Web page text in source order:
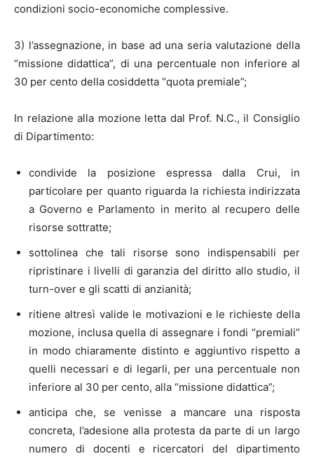
condizioni socio-economiche complessive.
3) l’assegnazione, in base ad una seria valutazione della
“missione didattica”, di una percentuale non inferiore al
30 per cento della cosiddetta “quota premiale”;
In relazione alla mozione letta dal Prof. N.C., il Consiglio
di Dipartimento:
condivide la posizione espressa dalla Crui, in
particolare per quanto riguarda la richiesta indirizzata
a Governo e Parlamento in merito al recupero delle
risorse sottratte;
sottolinea che tali risorse sono indispensabili per
ripristinare i livelli di garanzia del diritto allo studio, il
turn-over e gli scatti di anzianità;
ritiene altresì valide le motivazioni e le richieste della
mozione, inclusa quella di assegnare i fondi “premiali”
in modo chiaramente distinto e aggiuntivo rispetto a
quelli necessari e di legarli, per una percentuale non
inferiore al 30 per cento, alla “missione didattica”;
anticipa che, se venisse a mancare una risposta
concreta, l’adesione alla protesta da parte di un largo
numero di docenti e ricercatori del dipartimento